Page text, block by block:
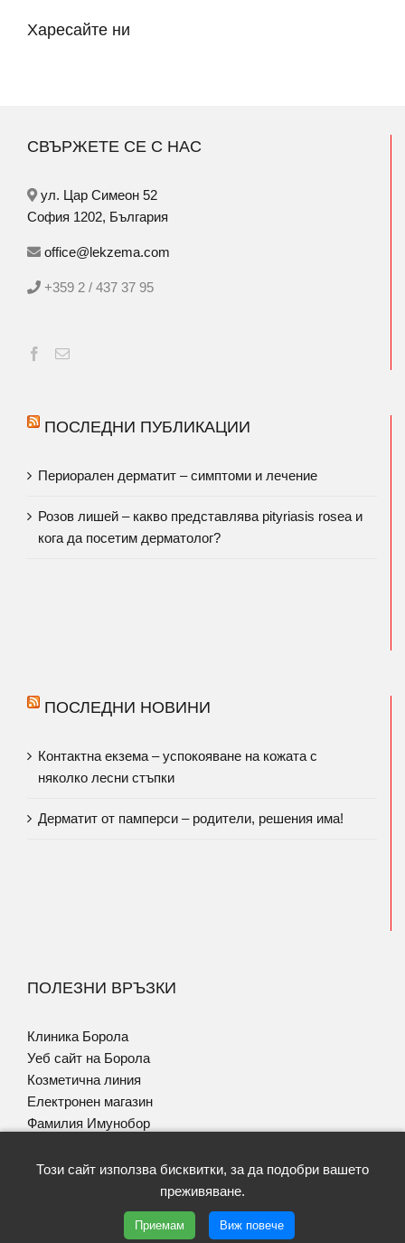
Харесайте ни
СВЪРЖЕТЕ СЕ С НАС
ул. Цар Симеон 52
София 1202, България
office@lekzema.com
+359 2 / 437 37 95
ПОСЛЕДНИ ПУБЛИКАЦИИ
Периорален дерматит – симптоми и лечение
Розов лишей – какво представлява pityriasis rosea и
кога да посетим дерматолог?
ПОСЛЕДНИ НОВИНИ
Контактна екзема – успокояване на кожата с
няколко лесни стъпки
Дерматит от памперси – родители, решения има!
ПОЛЕЗНИ ВРЪЗКИ
Клиника Борола
Уеб сайт на Борола
Козметична линия
Електронен магазин
Фамилия Имунобор
Този сайт използва бисквитки, за да подобри вашето
преживяване.
Приемам Виж повече